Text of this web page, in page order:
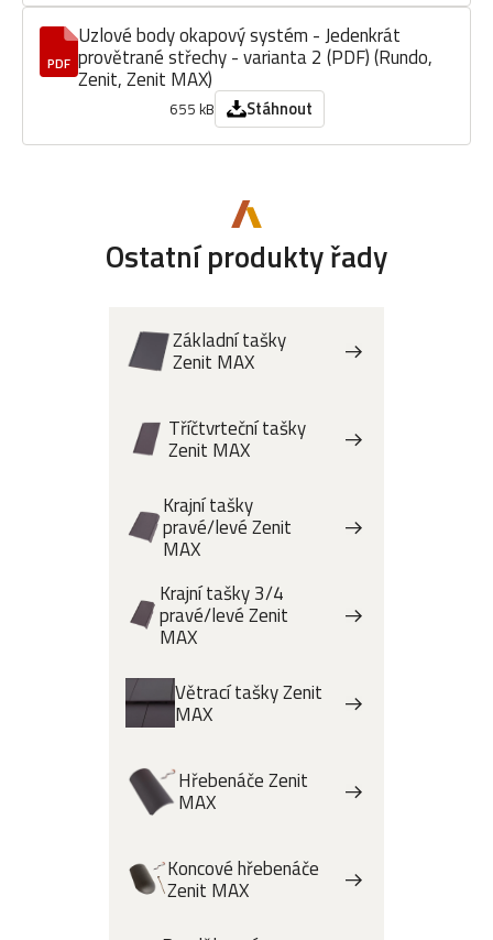
PDF
Uzlové body okapový systém - Jedenkrát
provětrané střechy - varianta 2 (PDF) (Rundo,
Zenit, Zenit MAX)
655 kB Stáhnout
Ostatní produkty řady
Základní tašky
Zenit MAX
Tříčtvrteční tašky
Zenit MAX
Krajní tašky
pravé/levé Zenit
MAX
Krajní tašky 3/4
pravé/levé Zenit
MAX
Větrací tašky Zenit
MAX
Hřebenáče Zenit
MAX
Koncové hřebenáče
Zenit MAX